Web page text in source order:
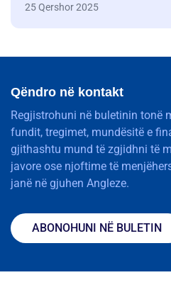
25 Qershor 2025
Qëndro në kontakt
Regjistrohuni në buletinin tonë
fundit, tregimet, mundësitë e
gjithashtu mund të zgjidhni të
javore ose njoftime të
janë në gjuhen Angleze.
ABONOHUNI NË BULETIN